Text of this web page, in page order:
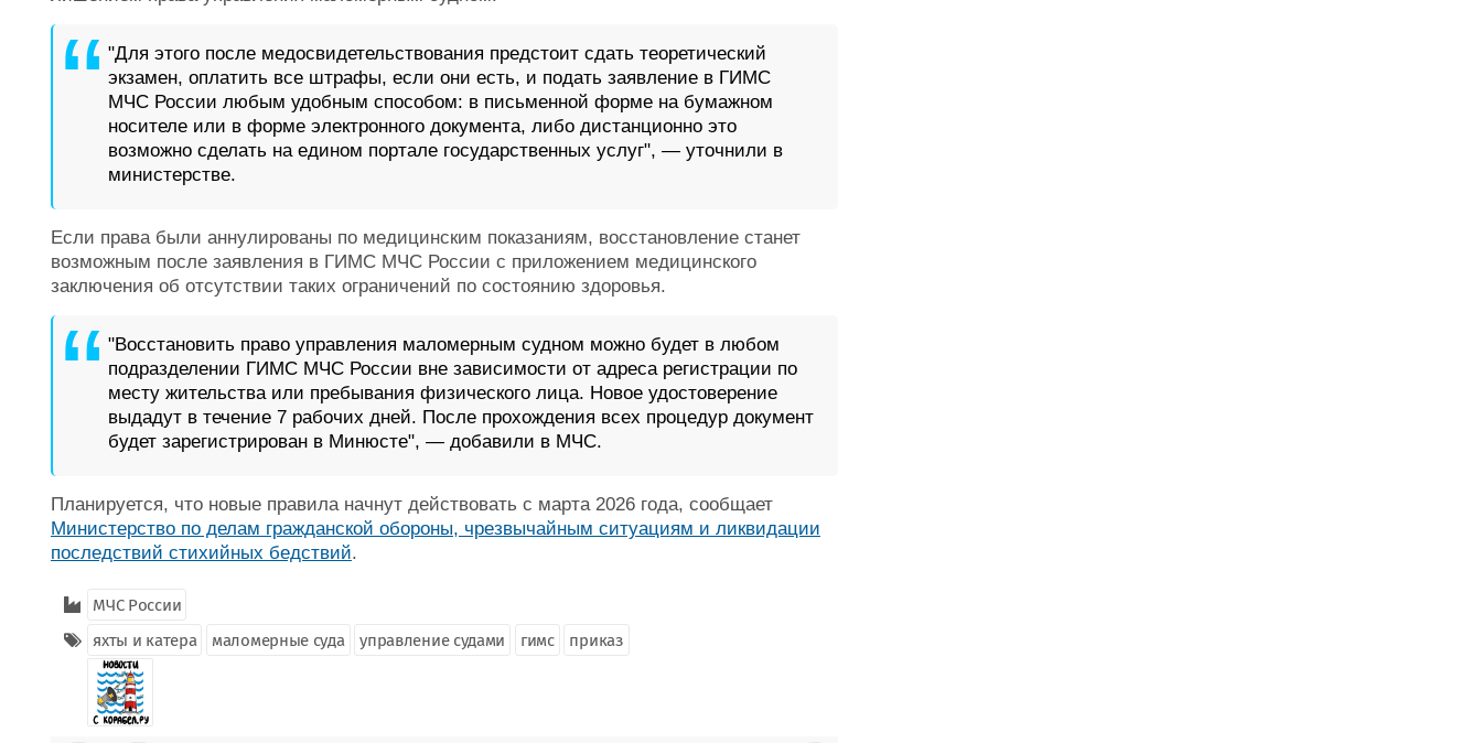
"Для этого после медосвидетельствования предстоит сдать теоретический
экзамен, оплатить все штрафы, если они есть, и подать заявление в ГИМС
МЧС России любым удобным способом: в письменной форме на бумажном
носителе или в форме электронного документа, либо дистанционно это
возможно сделать на едином портале государственных услуг", — уточнили в
министерстве.
Если права были аннулированы по медицинским показаниям, восстановление станет
возможным после заявления в ГИМС МЧС России с приложением медицинского
заключения об отсутствии таких ограничений по состоянию здоровья.
"Восстановить право управления маломерным судном можно будет в любом
подразделении ГИМС МЧС России вне зависимости от адреса регистрации по
месту жительства или пребывания физического лица. Новое удостоверение
выдадут в течение 7 рабочих дней. После прохождения всех процедур документ
будет зарегистрирован в Минюсте", — добавили в МЧС.
Планируется, что новые правила начнут действовать с марта 2026 года, сообщает
Министерство по делам гражданской обороны, чрезвычайным ситуациям и ликвидации
последствий стихийных бедствий.
МЧС России
яхты и катера
маломерные суда управление судами гимс приказ